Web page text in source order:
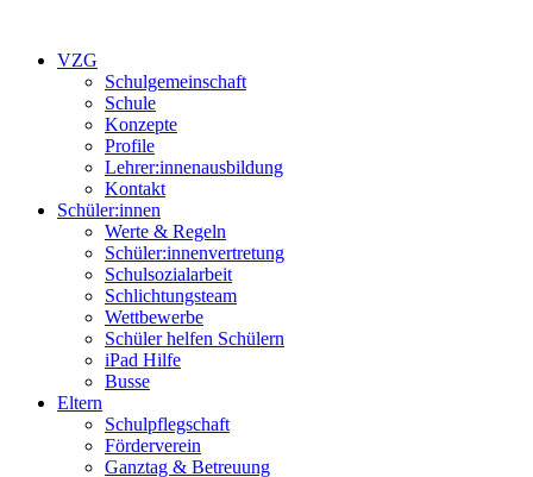
VZG
Schulgemeinschaft
Schule
Konzepte
Profile
Lehrer:innenausbildung
Kontakt
Schüler:innen
Werte & Regeln
Schüler:innenvertretung
Schulsozialarbeit
Schlichtungsteam
Wettbewerbe
Schüler helfen Schülern
iPad Hilfe
Busse
Eltern
Schulpflegschaft
Förderverein
Ganztag & Betreuung